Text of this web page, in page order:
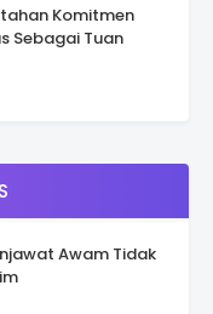
Komitmen
Sebagai Tuan
Awam Tidak